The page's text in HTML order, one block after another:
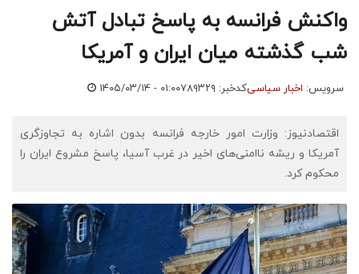
واکنش فرانسه به پاسخ تبادل آتش
شب گذشته میان ایران و آمریکا
سرویس: اخبار سیاسیکدخبر: ۷۸۹۳۲۹ ۱۴۰۵/۰۳/۱۴ - ۰۱:۰۰
اقتصادنیوز: وزارت امور خارجه فرانسه بدون اشاره به تجاوزگری
آمریکا و ریشه ناامنی‌های اخیر در غرب آسیا، پاسخ مشروع ایران را
محکوم کرد.